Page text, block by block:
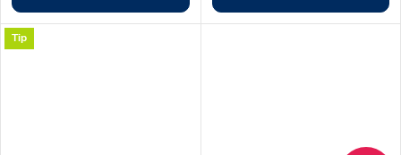
Tip